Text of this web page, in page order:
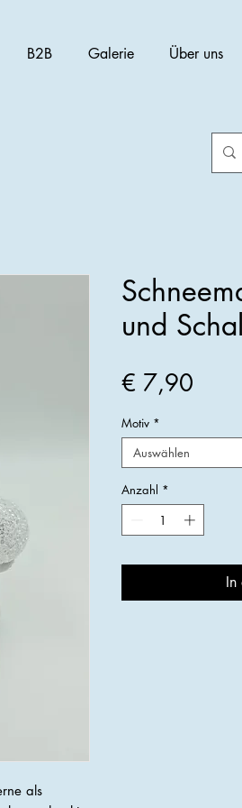
B2B Galerie Über uns
als
und
€ 7,90
Motiv *
Auswählen
Anzahl *
In